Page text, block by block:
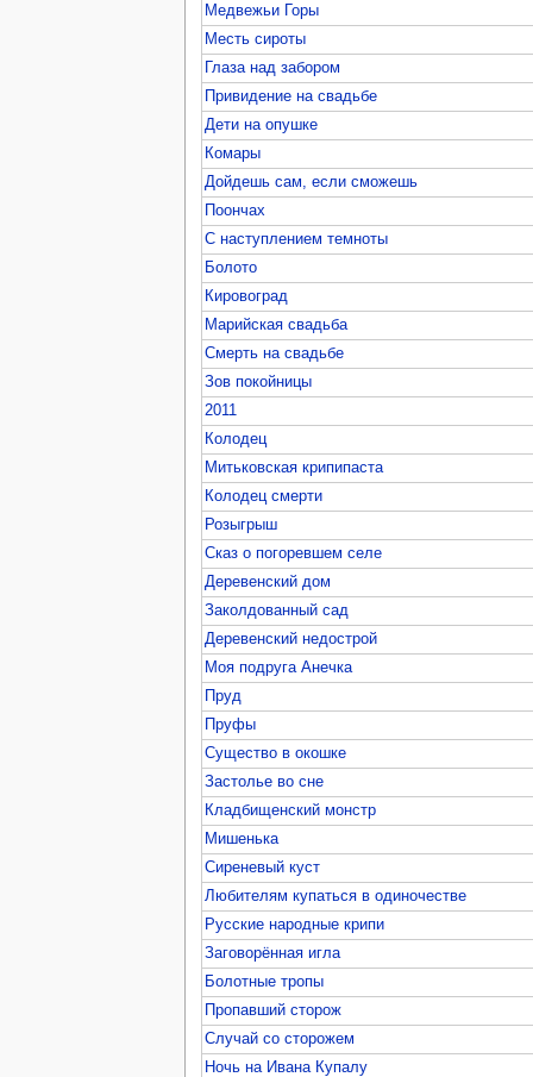
Медвежьи Горы
Месть сироты
Глаза над забором
Привидение на свадьбе
Дети на опушке
Комары
Дойдешь сам, если сможешь
Поончах
С наступлением темноты
Болото
Кировоград
Марийская свадьба
Смерть на свадьбе
Зов покойницы
2011
Колодец
Митьковская крипипаста
Колодец смерти
Розыгрыш
Сказ о погоревшем селе
Деревенский дом
Заколдованный сад
Деревенский недострой
Моя подруга Анечка
Пруд
Пруфы
Существо в окошке
Застолье во сне
Кладбищенский монстр
Мишенька
Сиреневый куст
Любителям купаться в одиночестве
Русские народные крипи
Заговорённая игла
Болотные тропы
Пропавший сторож
Случай со сторожем
Ночь на Ивана Купалу